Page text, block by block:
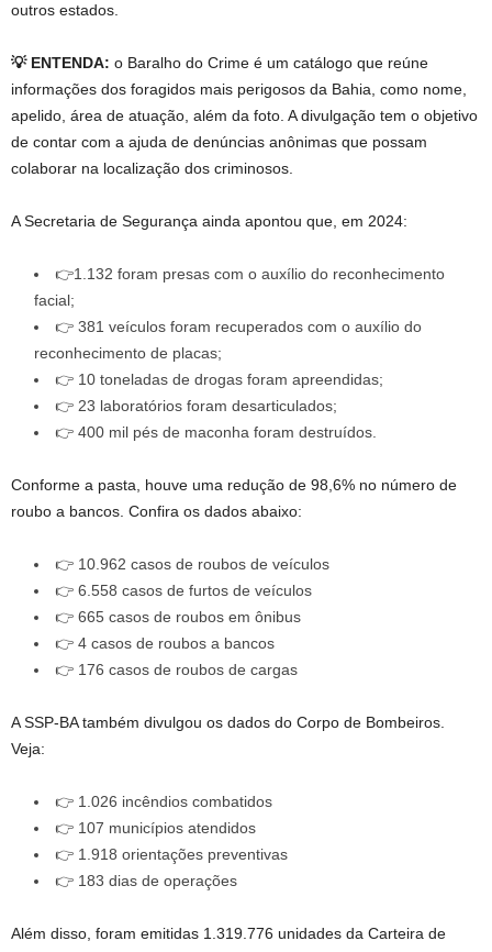
outros estados.
💡 ENTENDA: o Baralho do Crime é um catálogo que reúne
informações dos foragidos mais perigosos da Bahia, como nome,
apelido, área de atuação, além da foto. A divulgação tem o objetivo
de contar com a ajuda de denúncias anônimas que possam
colaborar na localização dos criminosos.
A Secretaria de Segurança ainda apontou que, em 2024:
👉1.132 foram presas com o auxílio do reconhecimento
facial;
👉 381 veículos foram recuperados com o auxílio do
reconhecimento de placas;
👉 10 toneladas de drogas foram apreendidas;
👉 23 laboratórios foram desarticulados;
👉 400 mil pés de maconha foram destruídos.
Conforme a pasta, houve uma redução de 98,6% no número de
roubo a bancos. Confira os dados abaixo:
👉 10.962 casos de roubos de veículos
👉 6.558 casos de furtos de veículos
👉 665 casos de roubos em ônibus
👉 4 casos de roubos a bancos
👉 176 casos de roubos de cargas
A SSP-BA também divulgou os dados do Corpo de Bombeiros.
Veja:
👉 1.026 incêndios combatidos
👉 107 municípios atendidos
👉 1.918 orientações preventivas
👉 183 dias de operações
Além disso, foram emitidas 1.319.776 unidades da Carteira de